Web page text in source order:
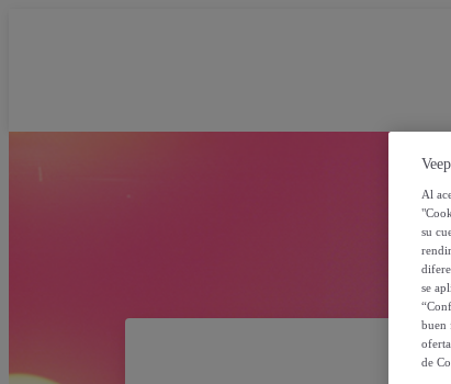
Al
su
se
buen
de